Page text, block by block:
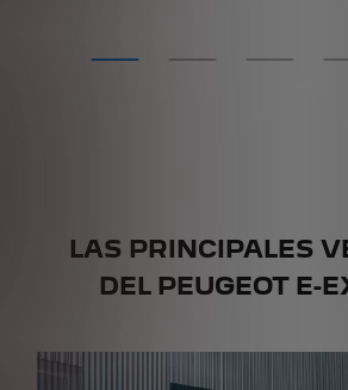
LAS PRINCIPALES
DEL PEUGEOT E-